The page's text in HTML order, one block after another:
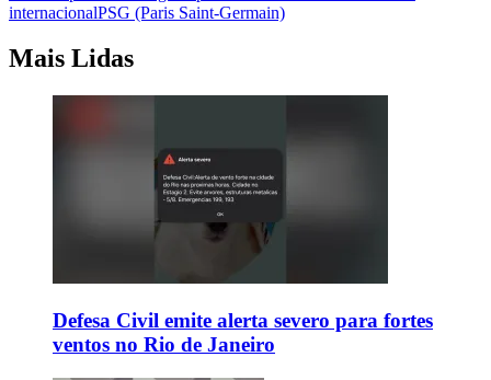
internacionalPSG (Paris Saint-Germain)
Mais Lidas
Defesa Civil emite alerta severo para fortes
ventos no Rio de Janeiro